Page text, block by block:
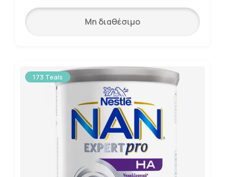
Μη διαθέσιμο
173 Teals